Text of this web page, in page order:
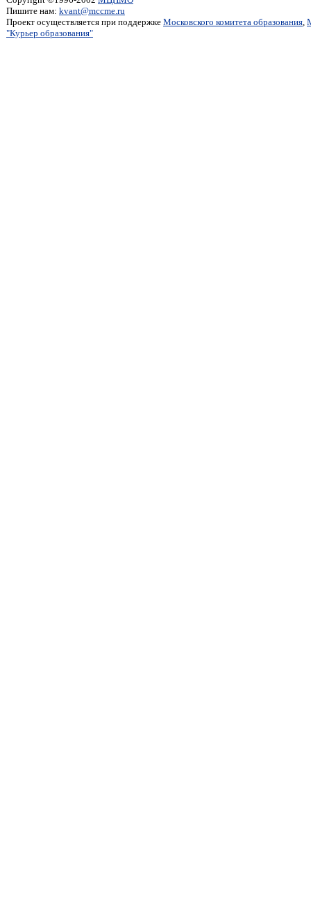
Пишите нам: kvant@mccme.ru
Проект осуществляется при поддержке Московского комитета образования,
"Курьер образования"